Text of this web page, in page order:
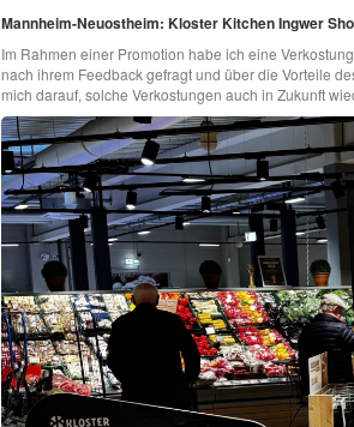
Mannheim-Neuostheim: Kloster Kitchen Ingwer
Im Rahmen einer Promotion habe ich eine
nach ihrem Feedback gefragt und über die Vorteile
mich darauf, solche Verkostungen auch in Zukunft